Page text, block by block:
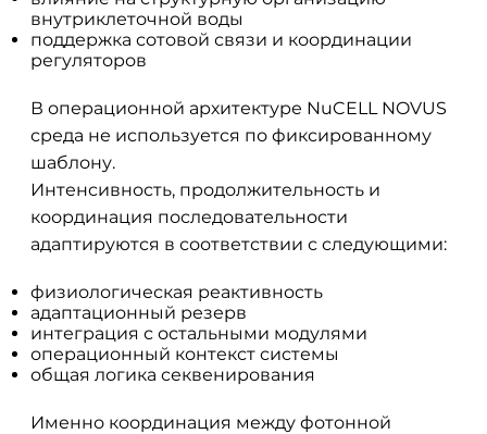
внутриклеточной воды
поддержка сотовой связи и координации
регуляторов
В операционной архитектуре NuCELL NOVUS
среда не используется по фиксированному
шаблону.
Интенсивность, продолжительность и
координация последовательности
адаптируются в соответствии с следующими:
физиологическая реактивность
адаптационный резерв
интеграция с остальными модулями
операционный контекст системы
общая логика секвенирования
Именно координация между фотонной